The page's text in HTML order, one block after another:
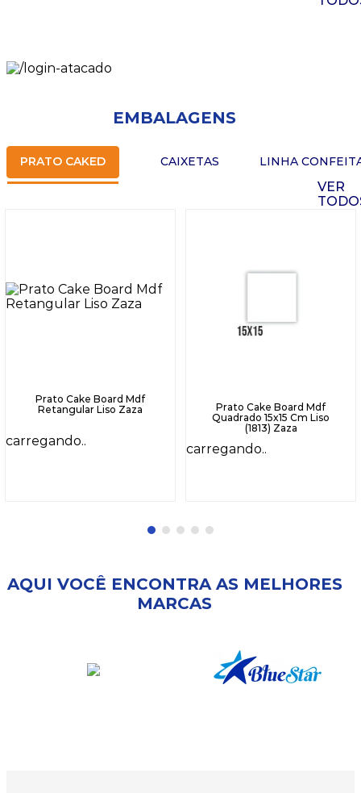
EMBALAGENS
PRATO CAKED CAIXETAS LINHA
Prato Cake Board Mdf
Retangular Liso Zaza
carregando..
Prato Cake Board Mdf
Quadrado 15x15 Cm Liso
(1813) Zaza
carregando..
VER
AQUI VOCÊ ENCONTRA AS MELHORES
MARCAS